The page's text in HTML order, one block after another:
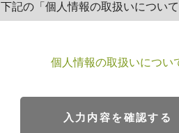
下記の「個人情報の取扱いについ
個人情報の取扱いについ
入力内容を確認する